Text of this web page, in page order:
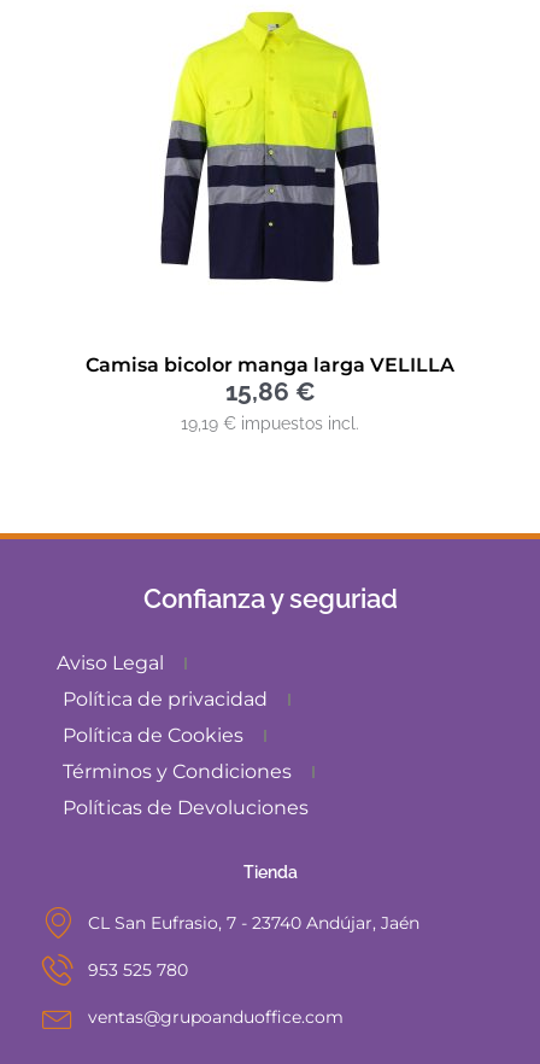
Camisa bicolor manga larga VELILLA
15,86 €
19,19 € impuestos incl.
Confianza y seguriad
Aviso Legal
Política de privacidad
Política de Cookies
Términos y Condiciones
Políticas de Devoluciones
Tienda
CL San Eufrasio, 7 - 23740 Andújar, Jaén
953 525 780
ventas@grupoanduoffice.com